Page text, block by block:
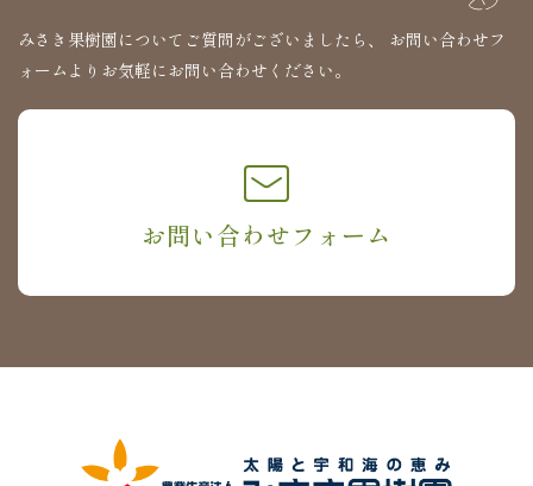
みさき果樹園についてご質問がございましたら、 お問い合わせフ
ォームよりお気軽にお問い合わせください。
お問い合わせフォーム